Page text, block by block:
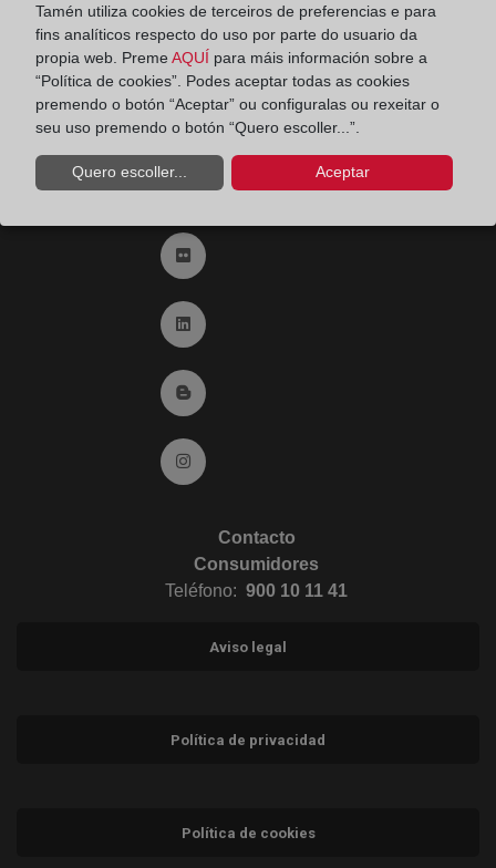
Ir a facebook (abre en ventana nueva)
Ir a twitter (abre en ventana nueva)
Ir a YouTube (abre en ventana nueva)
Ir a Flickr (abre en ventana nueva)
Ir a Linkedin (abre en ventana nueva)
Ir al Blog (abre en ventana nueva)
Ir a Instagram (abre en ventana nueva)
Contacto
Consumidores
Teléfono: 900 10 11 41
Aviso legal
Política de privacidad
Política de cookies
Tamén utiliza cookies de terceiros de preferencias e para
fins analíticos respecto do uso por parte do usuario da
propia web. Preme AQUÍ para máis información sobre a
“Política de cookies”. Podes aceptar todas as cookies
premendo o botón “Aceptar” ou configuralas ou rexeitar o
seu uso premendo o botón “Quero escoller...”.
Quero escoller... Aceptar